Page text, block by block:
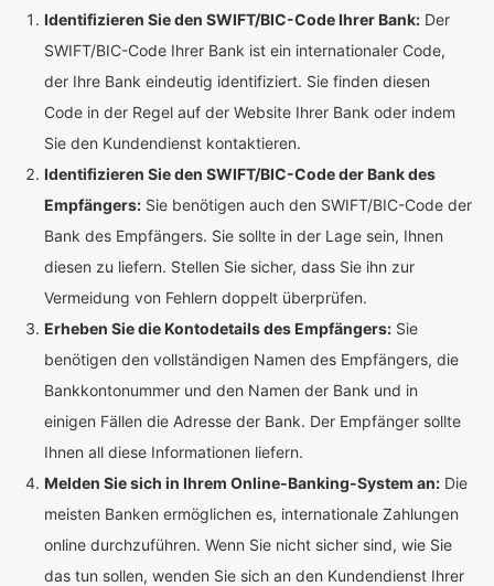
Identifizieren Sie den SWIFT/BIC-Code Ihrer Bank: Der
SWIFT/BIC-Code Ihrer Bank ist ein internationaler Code,
der Ihre Bank eindeutig identifiziert. Sie finden diesen
Code in der Regel auf der Website Ihrer Bank oder indem
Sie den Kundendienst kontaktieren.
Identifizieren Sie den SWIFT/BIC-Code der Bank des
Empfängers: Sie benötigen auch den SWIFT/BIC-Code der
Bank des Empfängers. Sie sollte in der Lage sein, Ihnen
diesen zu liefern. Stellen Sie sicher, dass Sie ihn zur
Vermeidung von Fehlern doppelt überprüfen.
Erheben Sie die Kontodetails des Empfängers: Sie
benötigen den vollständigen Namen des Empfängers, die
Bankkontonummer und den Namen der Bank und in
einigen Fällen die Adresse der Bank. Der Empfänger sollte
Ihnen all diese Informationen liefern.
Melden Sie sich in Ihrem Online-Banking-System an: Die
meisten Banken ermöglichen es, internationale Zahlungen
online durchzuführen. Wenn Sie nicht sicher sind, wie Sie
das tun sollen, wenden Sie sich an den Kundendienst Ihrer